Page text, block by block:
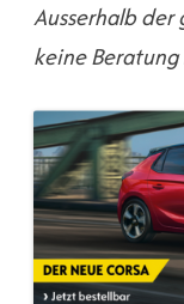
Ausserhalb
keine Beratung